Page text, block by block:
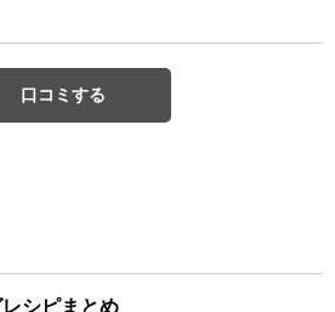
口コミする
シピまとめ